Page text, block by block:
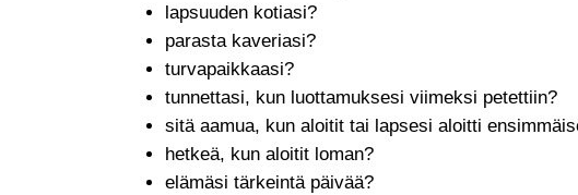
lapsuuden kotiasi?
parasta kaveriasi?
turvapaikkaasi?
tunnettasi, kun luottamuksesi viimeksi petettiin?
sitä aamua, kun aloitit tai lapsesi aloitti
hetkeä, kun aloitit loman?
elämäsi tärkeintä päivää?